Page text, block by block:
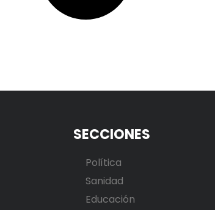
SECCIONES
Política
Sanidad
Educación